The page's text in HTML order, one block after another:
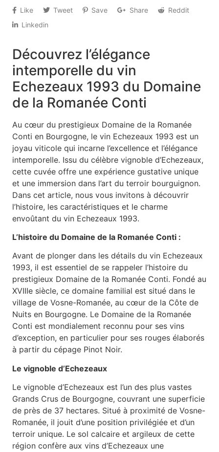
Like Tweet Save Share
Reddit
Linkedin
Découvrez l’élégance
intemporelle du vin
Echezeaux 1993 du Domaine
de la Romanée Conti
Au cœur du prestigieux Domaine de la Romanée
Conti en Bourgogne, le vin Echezeaux 1993 est un
joyau viticole qui incarne l’excellence et l’élégance
intemporelle. Issu du célèbre vignoble d’Echezeaux,
cette cuvée offre une expérience gustative unique
et une immersion dans l’art du terroir bourguignon.
Dans cet article, nous vous invitons à découvrir
l’histoire, les caractéristiques et le charme
envoûtant du vin Echezeaux 1993.
L’histoire du Domaine de la Romanée Conti :
Avant de plonger dans les détails du vin Echezeaux
1993, il est essentiel de se rappeler l’histoire du
prestigieux Domaine de la Romanée Conti. Fondé au
XVIIIe siècle, ce domaine familial est situé dans le
village de Vosne-Romanée, au cœur de la Côte de
Nuits en Bourgogne. Le Domaine de la Romanée
Conti est mondialement reconnu pour ses vins
d’exception, en particulier pour ses rouges élaborés
à partir du cépage Pinot Noir.
Le vignoble d’Echezeaux
Le vignoble d’Echezeaux est l’un des plus vastes
Grands Crus de Bourgogne, couvrant une superficie
de près de 37 hectares. Situé à proximité de Vosne-
Romanée, il jouit d’une position privilégiée et d’un
terroir unique. Le sol calcaire et argileux de cette
région confère aux vins d’Echezeaux une